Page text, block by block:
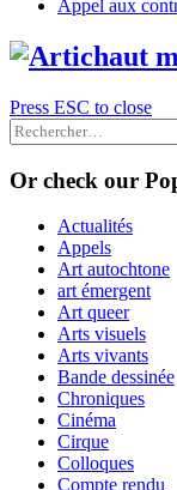
Appel aux
Press ESC to close
Rechercher :
Or check our
Actualités
Appels
Art autochtone
art émergent
Art queer
Arts visuels
Arts vivants
Bande dessinée
Chroniques
Cinéma
Cirque
Colloques
Compte rendu